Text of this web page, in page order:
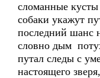
сломанные
собаки укажут
последний шанс
словно дым
путал следы с
настоящего